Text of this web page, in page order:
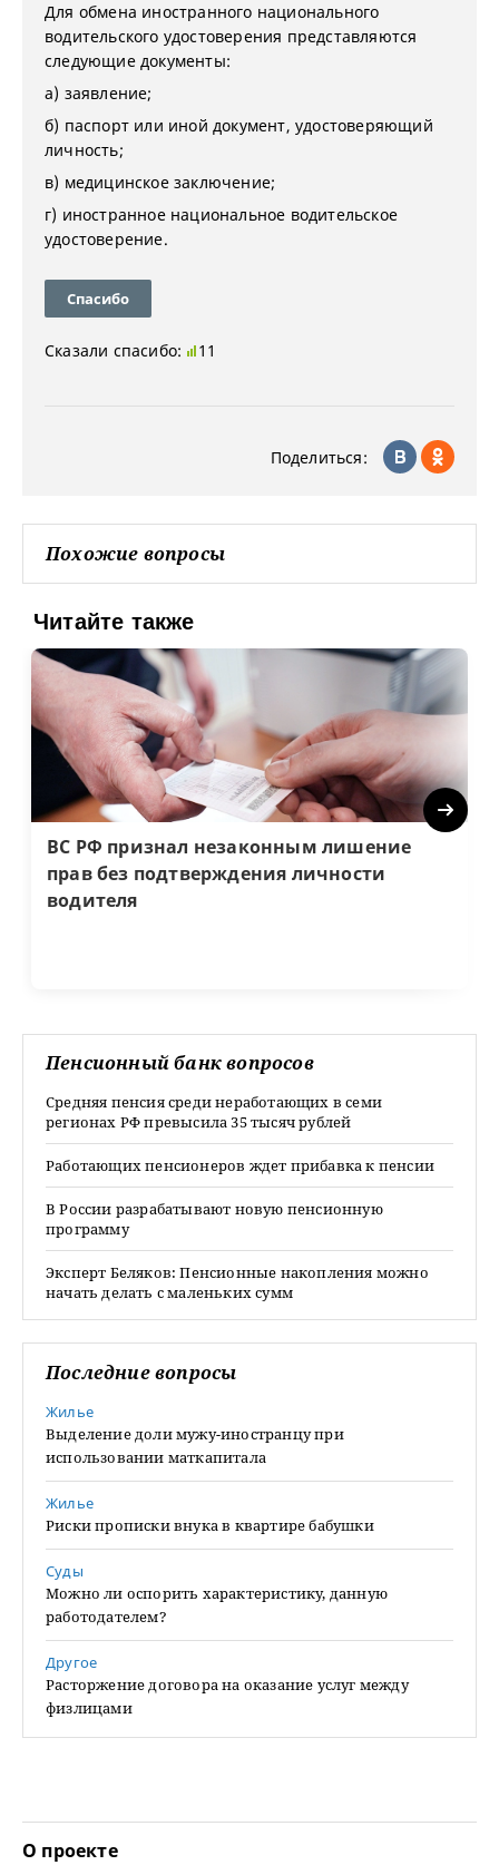
Для обмена иностранного национального
водительского удостоверения представляются
следующие документы:
а) заявление;
б) паспорт или иной документ, удостоверяющий
личность;
в) медицинское заключение;
г) иностранное национальное водительское
удостоверение.
Спасибо
Сказали спасибо: 11
Поделиться:
Похожие вопросы
Читайте также
ВС РФ признал незаконным лишение
прав без подтверждения личности
водителя
Next
Пенсионный банк вопросов
Средняя пенсия среди неработающих в семи
регионах РФ превысила 35 тысяч рублей
Работающих пенсионеров ждет прибавка к пенсии
В России разрабатывают новую пенсионную
программу
Эксперт Беляков: Пенсионные накопления можно
начать делать с маленьких сумм
Последние вопросы
Жилье
Выделение доли мужу-иностранцу при
использовании маткапитала
Жилье
Риски прописки внука в квартире бабушки
Суды
Можно ли оспорить характеристику, данную
работодателем?
Другое
Расторжение договора на оказание услуг между
физлицами
О проекте